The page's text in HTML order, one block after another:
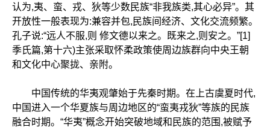
认为,夷、蛮、戎、狄等少数民族“非我族类,其心必异”。其
开放性一般表现为:兼容并包,民族间经济、文化交流频繁。
孔子说:“远人不服,则 修文德以来之。既来之,则安之。”[1]
季氏篇,第十六)主张采取怀柔政策使周边族群向中央王朝
和文化中心聚拢、亲附。
中国传统的华夷观肇始于先秦时期。在上古虞夏时代,
中国进入一个华夏族与周边地区的“蛮夷戎狄”等族的民族
融合时期。“华夷”概念开始突破地域和民族的范围,被赋予